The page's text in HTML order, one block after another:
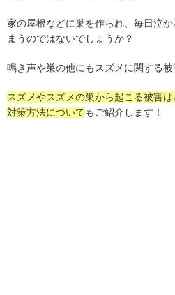
家の屋根などに巣を作られ、毎日泣
まうのではないでしょうか？
鳴き声や巣の他にもスズメに関する被
スズメやスズメの巣から起こる被害
対策方法についてもご紹介します！